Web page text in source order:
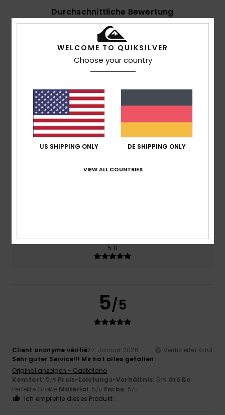
Durchschnittliche Bewertung
5.0/5
2 verifizierten Bewertungen
100% unserer Kunden empfehlen dieses Produkt
Komfort
Farbe
5.0
5/5
Client anonyme vérifié27. Januar 2026
Verifizierter Kauf
Sehr guter Service!!! Mir hat alles gefallen.
Original anzeigen - Castellano
Komfort: 5/5 Preis-Leistungs-Verhältnis: 5/5 Größe:
Perfekte Größe Material: 5/5 Farbe: 5/5
Ich empfehle dieses Produkt
WELCOME TO QUIKSILVER
Choose your country
US SHIPPING ONLY DE SHIPPING ONLY
VIEW ALL COUNTRIES